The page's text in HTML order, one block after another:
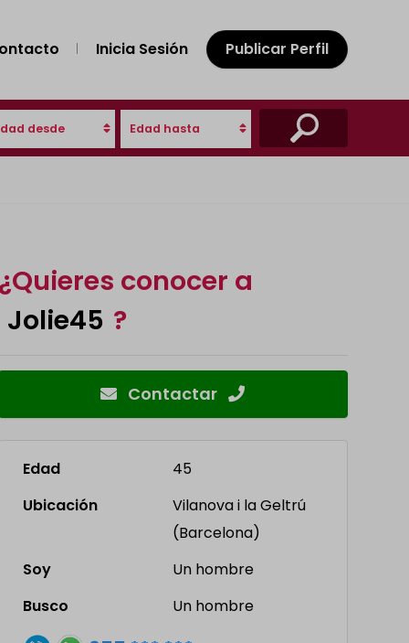
Inicia Sesión Publicar Perfil
desde Edad hasta
conocer a
Jolie45 ?
Contactar
Edad
45
Ubicación
Vilanova i la Geltrú
(Barcelona)
Soy
Un hombre
Busco
Un hombre